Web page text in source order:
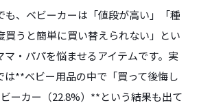
も、ベビーカーは「値段が高い」「種
買うと簡単に買い替えられない」とい
マ・パパを悩ませるアイテムです。実
は**ベビー用品の中で「買って後悔し
ーカー（22.8%）**という結果も出て